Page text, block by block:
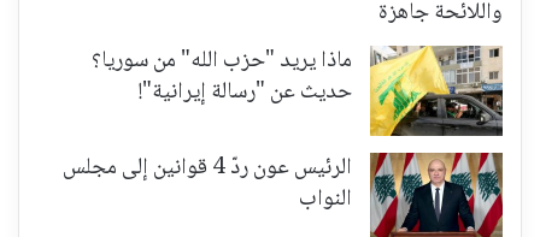
واللائحة جاهزة
ماذا يريد "حزب الله" من سوريا؟
حديث عن "رسالة إيرانية"!
الرئيس عون ردّ 4 قوانين إلى مجلس
النواب